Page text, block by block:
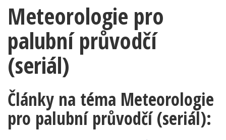
Meteorologie pro
palubní průvodčí
(seriál)
Články na téma Meteorologie
pro palubní průvodčí (seriál):